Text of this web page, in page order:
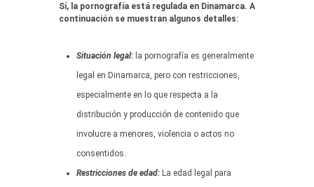
Sí, la pornografía está regulada en Dinamarca. A
continuación se muestran algunos detalles:
Situación legal: la pornografía es generalmente
legal en Dinamarca, pero con restricciones,
especialmente en lo que respecta a la
distribución y producción de contenido que
involucre a menores, violencia o actos no
consentidos.
Restricciones de edad: La edad legal para